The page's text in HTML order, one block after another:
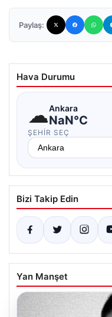
Paylaş:
Hava Durumu
☁Ankara
NaN°C
ŞEHIR SEÇ
Bizi Takip Edin
Yan Manşet